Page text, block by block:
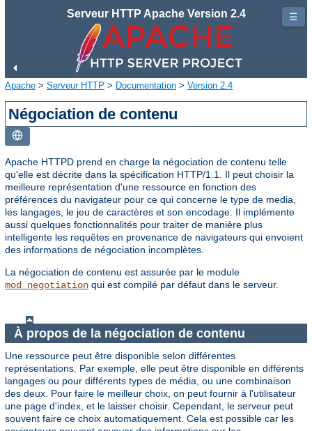
Serveur HTTP Apache Version 2.4
Apache > Serveur HTTP > Documentation > Version 2.4
Négociation de contenu
Apache HTTPD prend en charge la négociation de contenu telle
qu'elle est décrite dans la spécification HTTP/1.1. Il peut choisir la
meilleure représentation d'une ressource en fonction des
préférences du navigateur pour ce qui concerne le type de media,
les langages, le jeu de caractères et son encodage. Il implémente
aussi quelques fonctionnalités pour traiter de manière plus
intelligente les requêtes en provenance de navigateurs qui envoient
des informations de négociation incomplètes.
La négociation de contenu est assurée par le module
mod_negotiation qui est compilé par défaut dans le serveur.
À propos de la négociation de contenu
Une ressource peut être disponible selon différentes
représentations. Par exemple, elle peut être disponible en différents
langages ou pour différents types de média, ou une combinaison
des deux. Pour faire le meilleur choix, on peut fournir à l'utilisateur
une page d'index, et le laisser choisir. Cependant, le serveur peut
souvent faire ce choix automatiquement. Cela est possible car les
☰